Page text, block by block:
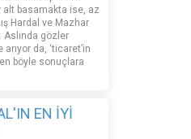
alt basamakta ise, az
Hardal ve Mazhar
Aslında gözler
da, ‘ticaret’in
böyle sonuçlara
EN İYİ